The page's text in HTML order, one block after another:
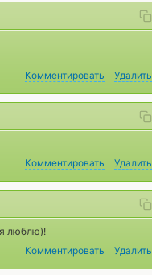
Комментировать Удалить
Комментировать Удалить
люблю)!
Комментировать Удалить